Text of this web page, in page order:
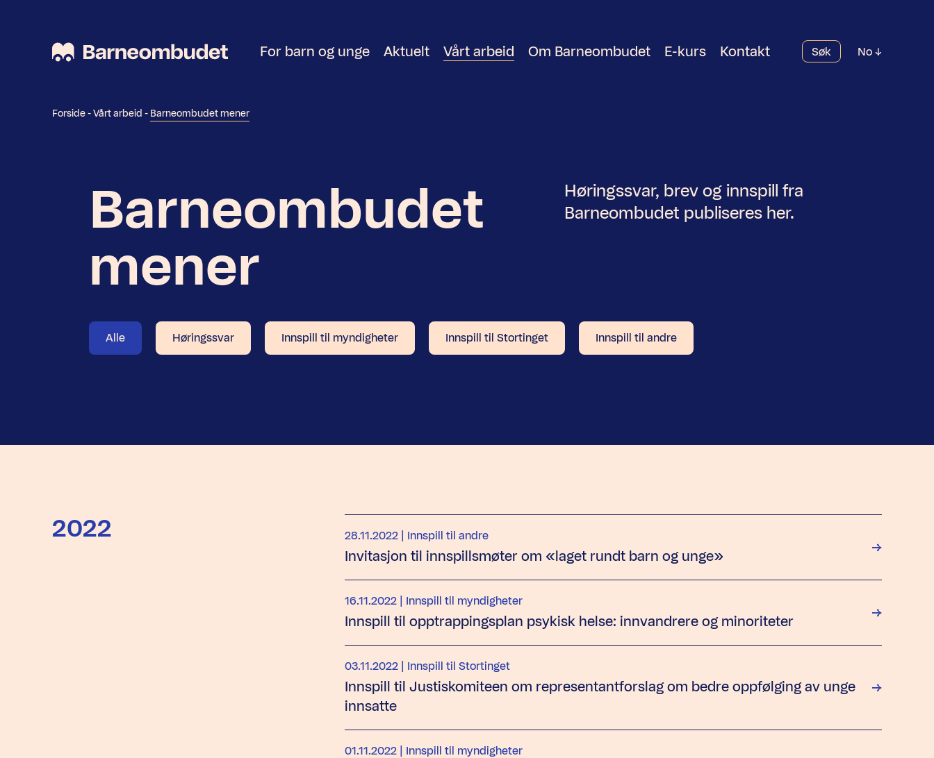
For barn og unge Aktuelt Vårt arbeid Om Barneombudet E-kurs Kontakt Søk No
Forside-Vårt arbeid - Barneombudet mener
Barneombudet
mener
Høringssvar, brev og innspill fra
Barneombudet publiseres her.
Alle Høringssvar Innspill til myndigheter Innspill til Stortinget Innspill til andre
2022 28.11.2022 | Innspill til andre
Invitasjon til innspillsmøter om «laget rundt barn og unge»
16.11.2022 | Innspill til myndigheter
Innspill til opptrappingsplan psykisk helse: innvandrere og minoriteter
03.11.2022 | Innspill til Stortinget
Innspill til Justiskomiteen om representantforslag om bedre oppfølging av unge
innsatte
01.11.2022 | Innspill til myndigheter